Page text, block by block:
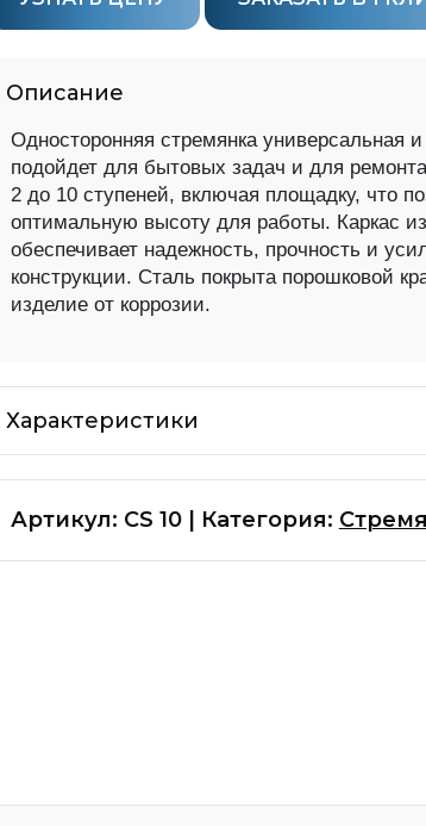
мини-
— Лестницы
— Лестницы
— Лестницы
Аксессуары
Описание
Односторонняя стремянка универсальная
подойдет для бытовых задач и для
2 до 10 ступеней, включая площадку, что
оптимальную высоту для работы. Каркас
обеспечивает надежность, прочность и
конструкции. Сталь покрыта порошковой
изделие от коррозии.
Характеристики
Артикул: CS 10| Категория: